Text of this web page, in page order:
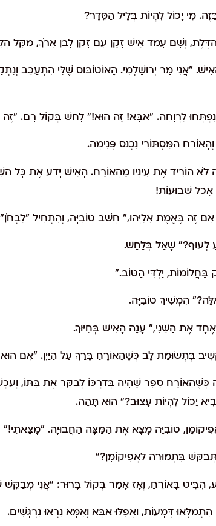
מִי יָכוֹל לִהְיוֹת בְּלֵיל הַסֵּדֶר?
וְשָׁם עָמַד אִישׁ זָקֵן עִם זָקָן לָבָן אָרֹךְ, מַקֵּל
"אֲנִי מַר יְרוּשַׁלְמִי. הָאוֹטוֹבּוּס שֶׁלִּי הִתְעַכֵּב
נִפְתְּחוּ לִרְוָחָה. "אַבָּא! זֶה הוּא!" לָחַשׁ בְּקוֹל רָם. "זֶה
הַמִּסְתּוֹרִי נִכְנַס פְּנִימָה.
לֹא הוֹרִיד אֶת עֵינָיו מֵהָאוֹרֵחַ. הָאִישׁ יָדַע אֶת כָּל
שָׁבוּעוֹת!
אִם זֶה בֶּאֱמֶת אֵלִיָּהוּ," חָשַׁב טוֹבִיָּה, וְהִתְחִיל
לְעוּף?" שָׁאַל בְּלַחַשׁ.
יַלְדִּי הַטּוֹב."
הִמְשִׁיךְ טוֹבִיָּה.
אֶת הַשֵּׁנִי," עָנָה הָאִישׁ בְּחִיּוּךְ.
בְּתְשׂוּמַת לֵב כְּשֶׁהָאוֹרֵחַ בֵּרַךְ עַל הַיַּיִן. "אִם
סִפֵּר שֶׁהָיָה בְּדַרְכּוֹ לְבַקֵּר אֶת בִּתּוֹ,
יָכוֹל לִהְיוֹת עָצוּב?" הוּא תָּהָה.
טוֹבִיָּה מָצָא אֶת הַמַּצָּה הַחֲבוּיָה.
בִּתְמוּרָה לַאֲפִיקוֹמָן?"
הִבִּיט בָּאוֹרֵחַ, וְאָז אָמַר בְּקוֹל בָּרוּר: "אֲנִי
הִתְמַלְּאוּ דְּמָעוֹת, וַאֲפִלּוּ אַבָּא וְאִמָּא נִרְאוּ נִרְגָּשִׁים.